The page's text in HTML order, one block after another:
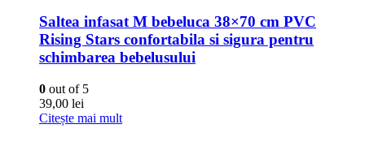
Saltea infasat M bebeluca 38×70 cm PVC
Rising Stars confortabila si sigura pentru
schimbarea bebelusului
0 out of 5
39,00 lei
Citește mai mult